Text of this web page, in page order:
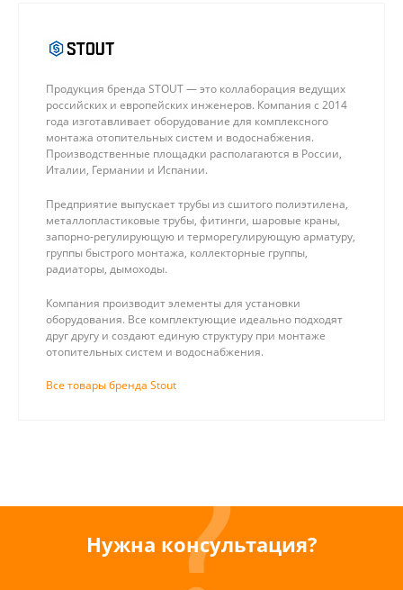
Продукция бренда STOUT — это коллаборация ведущих
российских и европейских инженеров. Компания с 2014
года изготавливает оборудование для комплексного
монтажа отопительных систем и водоснабжения.
Производственные площадки располагаются в России,
Италии, Германии и Испании.
Предприятие выпускает трубы из сшитого полиэтилена,
металлопластиковые трубы, фитинги, шаровые краны,
запорно-регулирующую и терморегулирующую арматуру,
группы быстрого монтажа, коллекторные группы,
радиаторы, дымоходы.
Компания производит элементы для установки
оборудования. Все комплектующие идеально подходят
друг другу и создают единую структуру при монтаже
отопительных систем и водоснабжения.
Все товары бренда Stout
Нужна консультация?